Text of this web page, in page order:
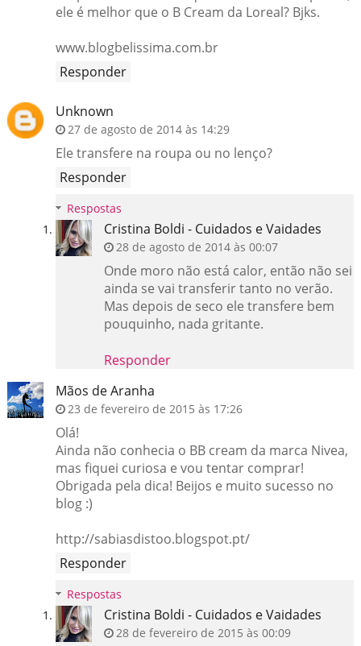
ele é melhor que o B Cream da Loreal? Bjks.
www.blogbelissima.com.br
Responder
Unknown
27 de agosto de 2014 às 14:29
Ele transfere na roupa ou no lenço?
Responder
Respostas
Cristina Boldi - Cuidados e Vaidades
28 de agosto de 2014 às 00:07
Onde moro não está calor, então não sei
ainda se vai transferir tanto no verão.
Mas depois de seco ele transfere bem
pouquinho, nada gritante.
Responder
Mãos de Aranha
23 de fevereiro de 2015 às 17:26
Olá!
Ainda não conhecia o BB cream da marca Nivea,
mas fiquei curiosa e vou tentar comprar!
Obrigada pela dica! Beijos e muito sucesso no
blog :)
http://sabiasdistoo.blogspot.pt/
Responder
Respostas
Cristina Boldi - Cuidados e Vaidades
28 de fevereiro de 2015 às 00:09